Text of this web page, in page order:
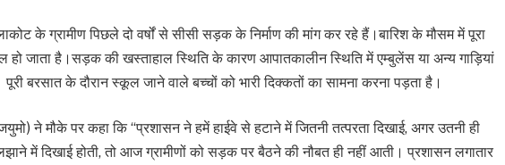
के ग्रामीण पिछले दो वर्षों से सीसी सड़क के निर्माण की मांग कर रहे हैं।बारिश के मौसम में पूरा
हो जाता है।सड़क की खस्ताहाल स्थिति के कारण आपातकालीन स्थिति में एम्बुलेंस या अन्य गाड़ियां
बरसात के दौरान स्कूल जाने वाले बच्चों को भारी दिक्कतों का सामना करना पड़ता है।
ने मौके पर कहा कि “प्रशासन ने हमें हाईवे से हटाने में जितनी तत्परता दिखाई, अगर उतनी ही
में दिखाई होती, तो आज ग्रामीणों को सड़क पर बैठने की नौबत ही नहीं आती। प्रशासन लगातार